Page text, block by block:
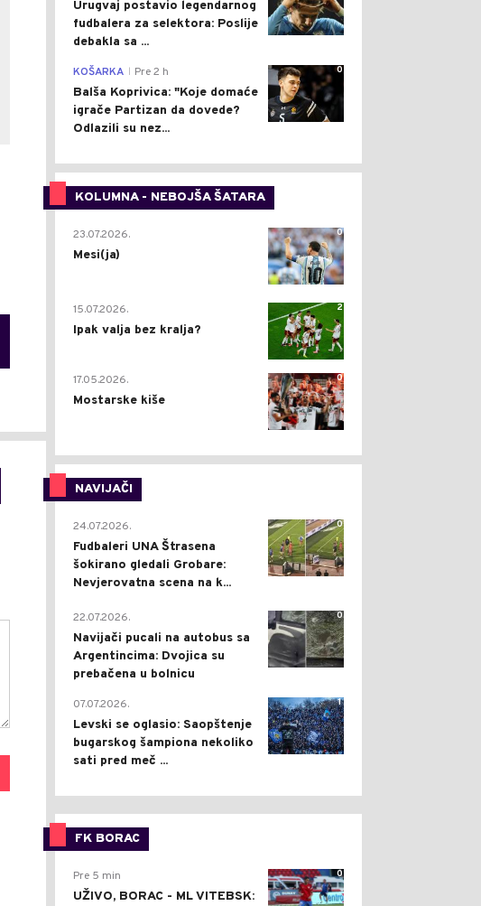
Urugvaj postavio legendarnog
fudbalera za selektora: Poslije
debakla sa ...
0
KOŠARKA Pre 2 h
Balša Koprivica: "Koje domaće
igrače Partizan da dovede?
Odlazili su nez...
KOLUMNA - NEBOJŠA ŠATARA
0
23.07.2026.
Mesi(ja)
2
15.07.2026.
Ipak valja bez kralja?
0
17.05.2026.
Mostarske kiše
NAVIJAČI
0
24.07.2026.
Fudbaleri UNA Štrasena
šokirano gledali Grobare:
Nevjerovatna scena na k...
0
22.07.2026.
Navijači pucali na autobus sa
Argentincima: Dvojica su
prebačena u bolnicu
1
07.07.2026.
Levski se oglasio: Saopštenje
bugarskog šampiona nekoliko
sati pred meč ...
FK BORAC
0
Pre 5 min
UŽIVO, BORAC - ML VITEBSK: